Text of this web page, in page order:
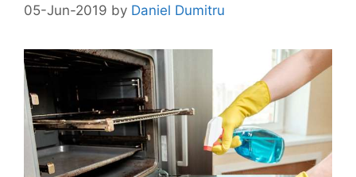
05-Jun-2019 by Daniel Dumitru